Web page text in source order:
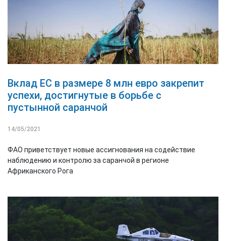
Вклад ЕС в размере 8 млн евро закрепит
успехи, достигнутые в борьбе с
пустынной саранчой
14/05/2021
ФАО приветствует новые ассигнования на содействие
наблюдению и контролю за саранчой в регионе
Африканского Рога